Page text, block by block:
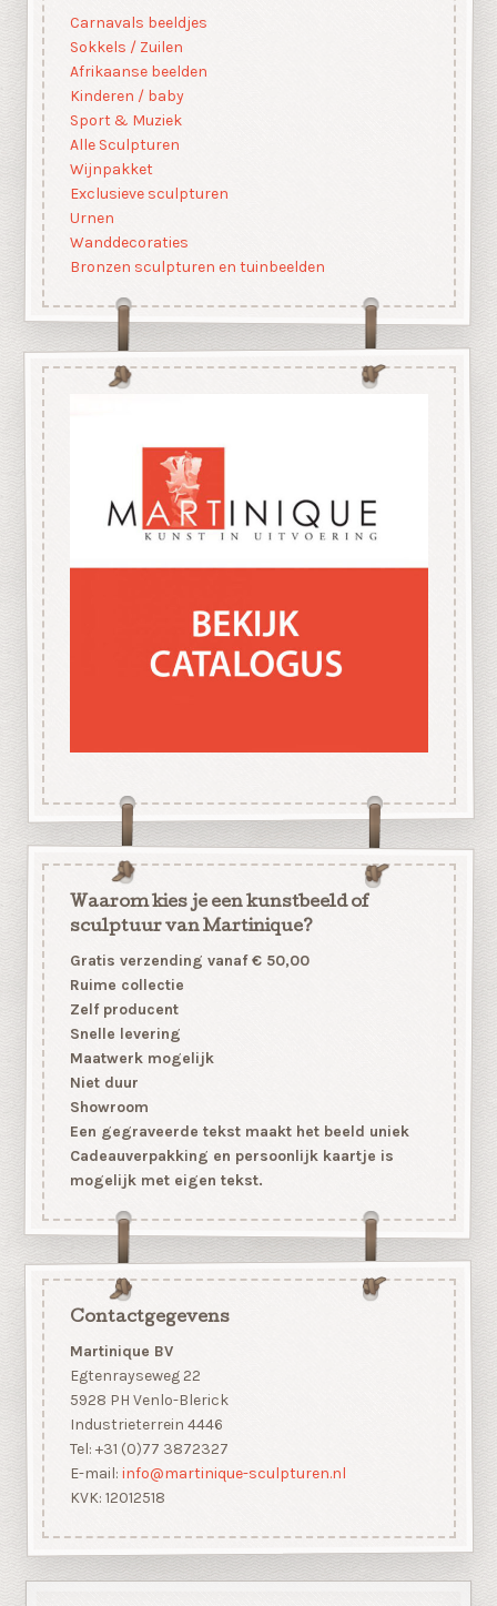
Carnavals beeldjes
Sokkels / Zuilen
Afrikaanse beelden
Kinderen / baby
Sport & Muziek
Alle Sculpturen
Wijnpakket
Exclusieve sculpturen
Urnen
Wanddecoraties
Bronzen sculpturen en tuinbeelden
Waarom kies je een kunstbeeld of
sculptuur van Martinique?
Gratis verzending vanaf € 50,00
Ruime collectie
Zelf producent
Snelle levering
Maatwerk mogelijk
Niet duur
Showroom
Een gegraveerde tekst maakt het beeld uniek
Cadeauverpakking en persoonlijk kaartje is
mogelijk met eigen tekst.
Contactgegevens
Martinique BV
Egtenrayseweg 22
5928 PH Venlo-Blerick
Industrieterrein 4446
Tel: +31 (0)77 3872327
E-mail: info@martinique-sculpturen.nl
KVK: 12012518